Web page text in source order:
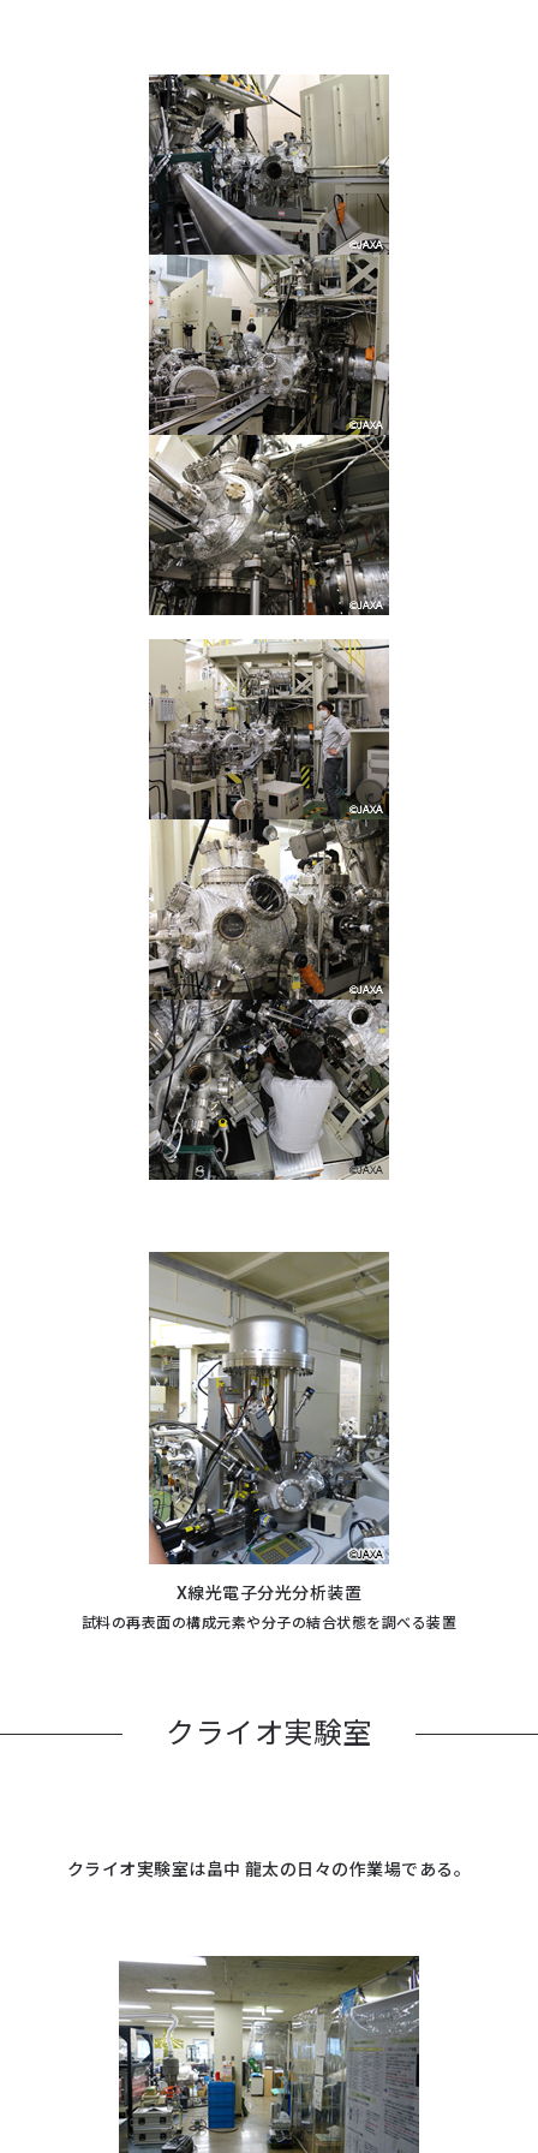
X線光電子分光分析装置
試料の再表面の構成元素や分子の結合状態を調べる装置
クライオ実験室
クライオ実験室は畠中 龍太の日々の作業場である。